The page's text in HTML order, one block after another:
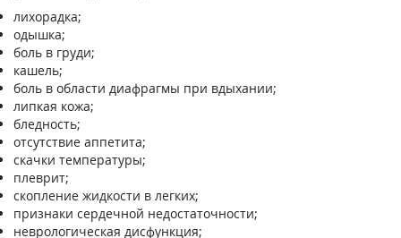
лихорадка;
одышка;
боль в груди;
кашель;
боль в области диафрагмы при вдыхании;
липкая кожа;
бледность;
отсутствие аппетита;
скачки температуры;
плеврит;
скопление жидкости в легких;
признаки сердечной недостаточности;
неврологическая дисфункция;